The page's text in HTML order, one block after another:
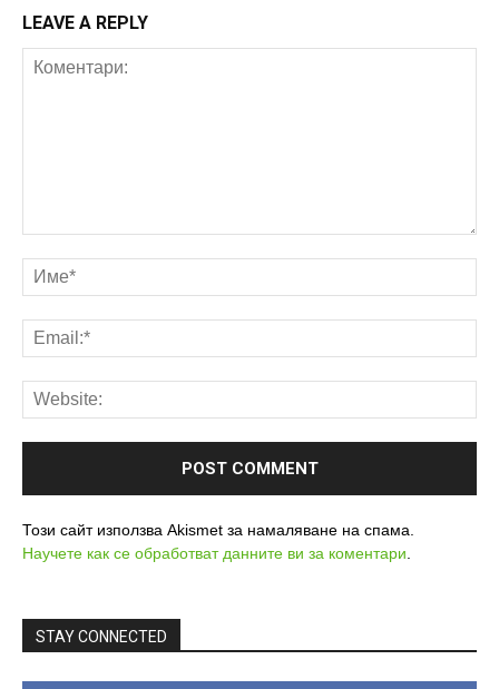
LEAVE A REPLY
Този сайт използва Akismet за намаляване на спама.
Научете как се обработват данните ви за коментари
STAY CONNECTED